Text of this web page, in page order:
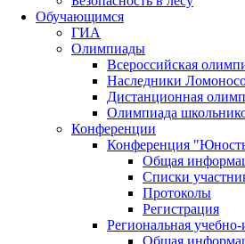
Обучающимся
ГИА
Олимпиады
Всероссийская
Наследники
Дистанционная
Олимпиада
Конференции
Конференция
Общая
Списки
Протоколы
Регистрация
Региональная
Общая